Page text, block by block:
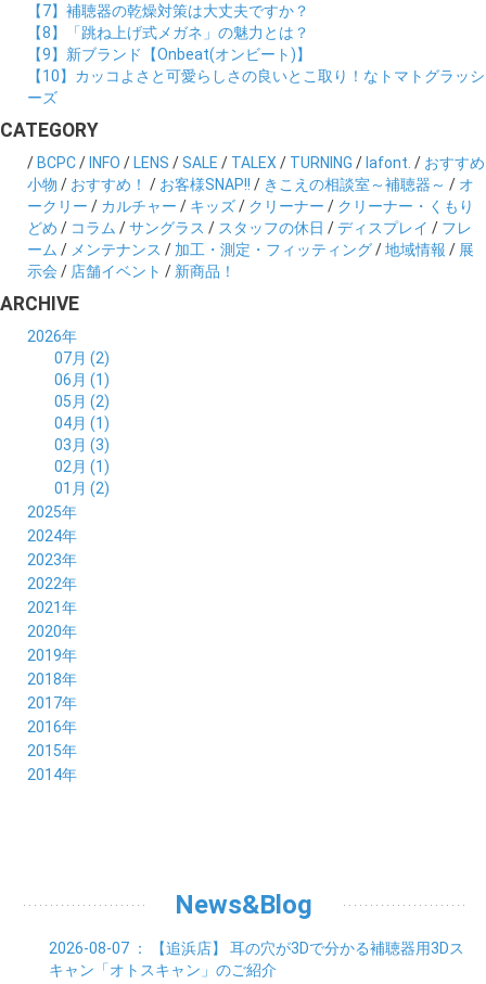
【7】補聴器の乾燥対策は大丈夫ですか？
【8】「跳ね上げ式メガネ」の魅力とは？
【9】新ブランド【Onbeat(オンビート)】
【10】カッコよさと可愛らしさの良いとこ取り！なトマトグラッシ
ーズ
CATEGORY
/ BCPC/ INFO / LENS /SALE / TALEX / TURNING / lafont. / おすすめ
小物 / おすすめ！ / お客様SNAP!! / きこえの相談室～補聴器～ / オ
ークリー / カルチャー / キッズ/ クリーナー / クリーナー・くもり
どめ / コラム /サングラス / スタッフの休日 /ディスプレイ / フレ
ーム / メンテナンス / 加工・測定・フィッティング/地域情報 / 展
示会 / 店舗イベント / 新商品！
ARCHIVE
2026年
07月 (2)
06月 (1)
05月 (2)
04月 (1)
03月 (3)
02月 (1)
01月 (2)
2025年
12月 (2)
11月 (2)
10月 (3)
09月 (3)
08月 (4)
07月 (4)
06月 (4)
05月 (4)
04月 (1)
03月 (3)
02月 (4)
01月 (4)
2024年
12月 (6)
11月 (5)
10月 (4)
09月 (6)
08月 (5)
07月 (5)
06月 (4)
05月 (3)
04月 (7)
03月 (5)
02月 (7)
2023年
12月 (5)
11月 (4)
10月 (5)
09月 (6)
08月 (7)
07月 (7)
06月 (7)
05月 (8)
04月 (8)
03月 (9)
2022年
12月 (9)
11月 (5)
10月 (8)
09月 (7)
08月 (5)
07月 (9)
06月 (10)
05月 (9)
04月 (7)
2021年
12月 (5)
11月 (5)
10月 (5)
09月 (5)
08月 (11)
07月 (4)
06月 (7)
05月 (8)
2020年
12月 (7)
11月 (6)
10月 (8)
09月 (10)
08月 (10)
07月 (7)
06月 (7)
2019年
12月 (8)
11月 (9)
10月 (9)
09月 (7)
08月 (8)
07月 (7)
2018年
12月 (8)
11月 (8)
10月 (7)
09月 (10)
08月 (8)
01月 (7)
2017年
12月 (7)
11月 (8)
10月 (7)
02月 (6)
01月 (9)
2016年
12月 (9)
11月 (5)
03月 (7)
02月 (6)
2015年
12月 (9)
06月 (5)
2014年
News&Blog
2026-08-07 ： 【追浜店】 耳の穴が3Dで分かる補聴器用3Dス
キャン「オトスキャン」のご紹介